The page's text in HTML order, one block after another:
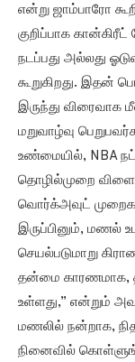
என்று ஜாம்பாரோ
குறிப்பாக
நடப்பது அல்லது
கூறுகிறது. இதன்
இருந்து விரைவாக
மறுவாழ்வு
உண்மையில், NBA
தொழில்முறை
வொர்க்அவுட்
இருப்பினும், மணல்
செயல்படுமாறு
தன்மை காரணமாக,
உள்ளது,” என்றும்
மணலில் நன்றாக,
நினைவில்